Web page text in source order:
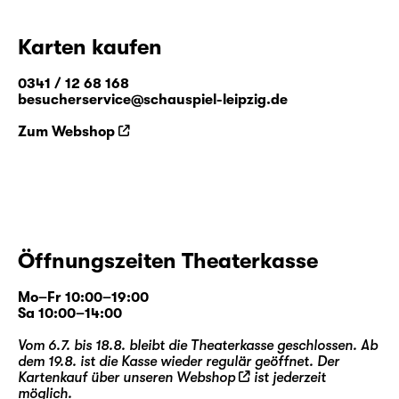
den Spiegeln“. Weit mehr als eine
Fortsetzung, entführt die Geschichte in eine
Welt voller Paradoxien, logisch-
skurriler Zeitgenossen.
nun zum mittlerweile neunten Streich aus —
und beleuchten eine der ganz großen Figuren
der Kinder- und Weltliteratur von ihrer zu
Unrecht unbekannteren (Spiegel-)Seite.
Karten kaufen
0341 / 12 68 168
besucherservice@schauspiel-leipzig.de
Zum Webshop
Öffnungszeiten Theaterkasse
Mo–Fr 10:00–19:00
Sa 10:00–14:00
Vom 6.7. bis 18.8. bleibt die Theaterkasse geschlossen. Ab
dem 19.8. ist die Kasse wieder regulär geöffnet. Der
Kartenkauf über unseren Webshop
ist jederzeit
möglich.